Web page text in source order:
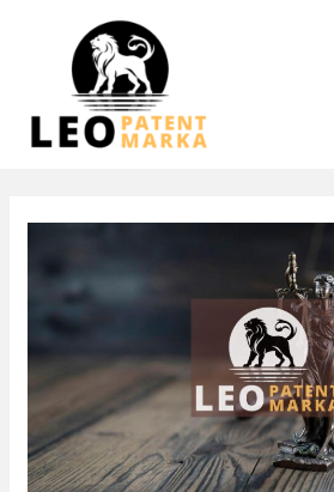
содержимому